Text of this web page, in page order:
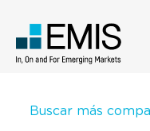
Buscar más